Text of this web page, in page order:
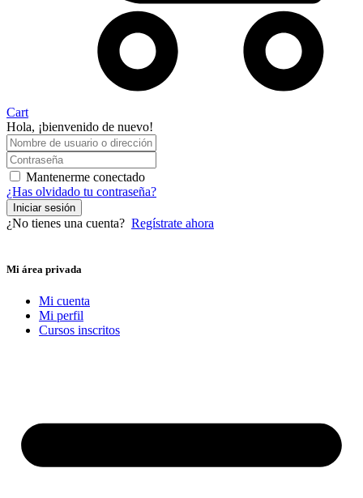
Cart
Hola, ¡bienvenido de nuevo!
Mantenerme conectado
¿Has olvidado tu contraseña?
Iniciar sesión
¿No tienes una cuenta? Regístrate ahora
Mi área privada
Mi cuenta
Mi perfil
Cursos inscritos